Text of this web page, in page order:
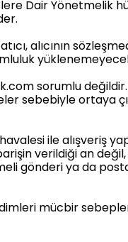
Dair
alıcının
sorumlu
sebebiyle ortaya
ile alışveriş
verildiği an
gönderi ya da
mücbir